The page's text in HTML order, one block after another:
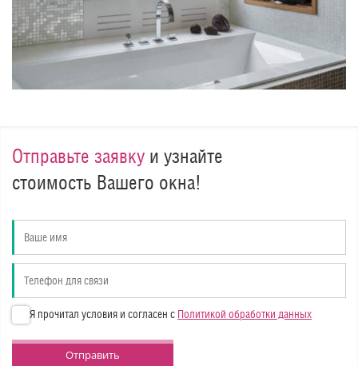
Отправьте заявку и узнайте
стоимость Вашего окна!
Я прочитал условия и согласен с Политикой обработки данных
Отправить